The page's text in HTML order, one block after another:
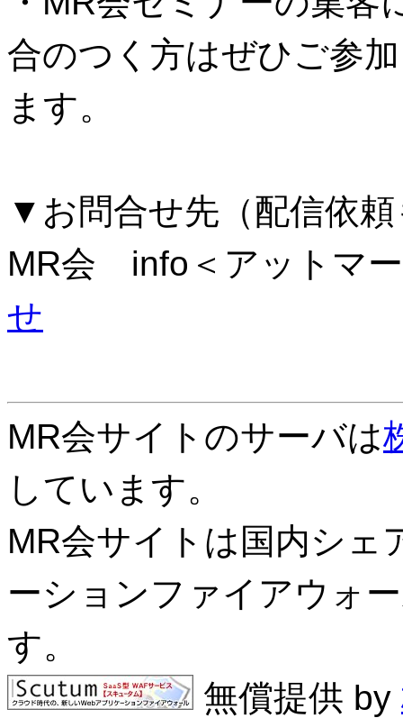
合のつく方はぜひご参
ます。
▼お問合せ先（配信依
MR会 info＜アットマ
せ
MR会サイトのサーバは
しています。
MR会サイトは国内シェ
ーションファイアウォ
す。
無償提供 by